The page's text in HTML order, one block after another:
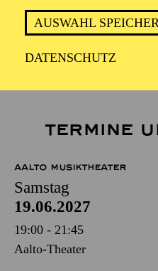
AUSWAHL
DATENSCHUTZ
LA
TERMINE
AALTO MUSIKTHEATER
Samstag
19.06.2027
19:00 - 21:45
Aalto-Theater